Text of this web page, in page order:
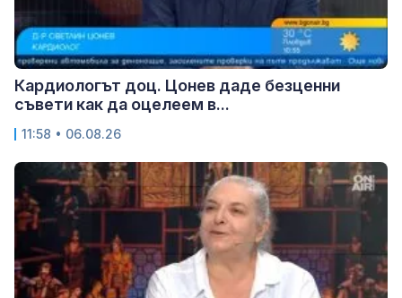
Кардиологът доц. Цонев даде безценни
съвети как да оцелеем в...
11:58 • 06.08.26